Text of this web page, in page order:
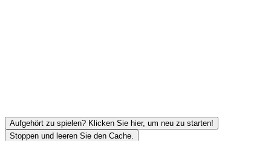
Aufgehört zu spielen? Klicken Sie hier, um neu zu starten!
Stoppen und leeren Sie den Cache.